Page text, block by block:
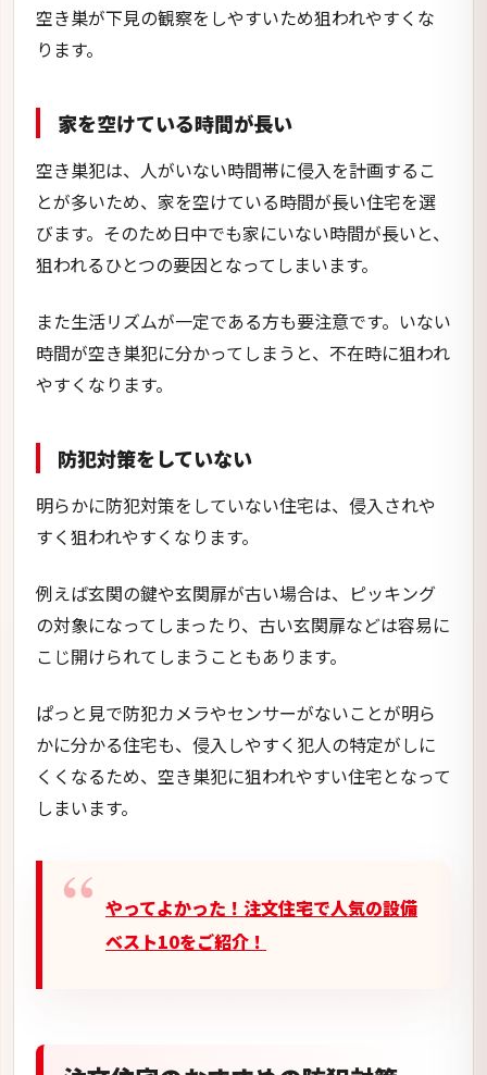
空き巣が下見の観察をしやすいため狙われやすくな
ります。
家を空けている時間が長い
空き巣犯は、人がいない時間帯に侵入を計画するこ
とが多いため、家を空けている時間が長い住宅を選
びます。そのため日中でも家にいない時間が長いと、
狙われるひとつの要因となってしまいます。
また生活リズムが一定である方も要注意です。いない
時間が空き巣犯に分かってしまうと、不在時に狙われ
やすくなります。
防犯対策をしていない
明らかに防犯対策をしていない住宅は、侵入されや
すく狙われやすくなります。
例えば玄関の鍵や玄関扉が古い場合は、ピッキング
の対象になってしまったり、古い玄関扉などは容易に
こじ開けられてしまうこともあります。
ぱっと見で防犯カメラやセンサーがないことが明ら
かに分かる住宅も、侵入しやすく犯人の特定がしに
くくなるため、空き巣犯に狙われやすい住宅となって
しまいます。
やってよかった！注文住宅で人気の設備
ベスト10をご紹介！